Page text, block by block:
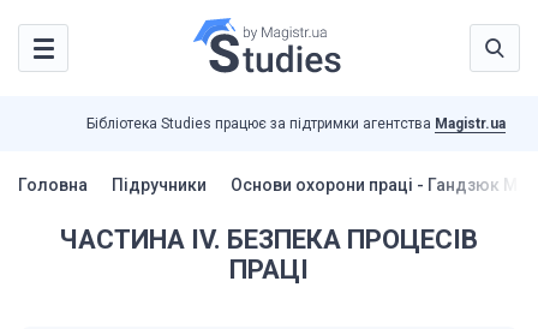
Бібліотека Studies працює за підтримки агентства Magistr.ua
Головна Підручники Основи охорони праці - Гандзюк М.П.
ЧАСТИНА IV. БЕЗПЕКА ПРОЦЕСІВ
ПРАЦІ